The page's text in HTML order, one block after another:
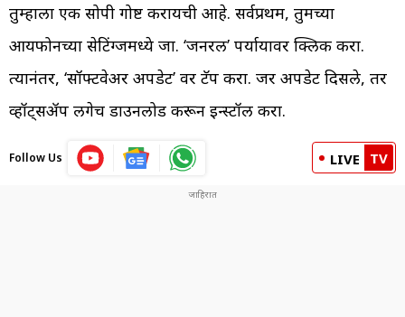
तुम्हाला एक सोपी गोष्ट करायची आहे. सर्वप्रथम, तुमच्या
आयफोनच्या सेटिंग्जमध्ये जा. ‘जनरल’ पर्यायावर क्लिक करा.
त्यानंतर, ‘सॉफ्टवेअर अपडेट’ वर टॅप करा. जर अपडेट दिसले, तर
व्हॉट्सॲप लगेच डाउनलोड करून इन्स्टॉल करा.
Follow Us LIVE TV